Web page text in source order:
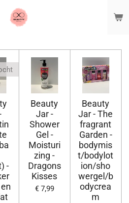
-
Beauty
Jar -
Shower
Gel -
Moisturi
zing -
Dragons
Kisses
€ 7,99
Beauty
Jar - The
fragrant
Garden -
bodymis
t/bodylot
ion/sho
wergel/b
odycrea
m